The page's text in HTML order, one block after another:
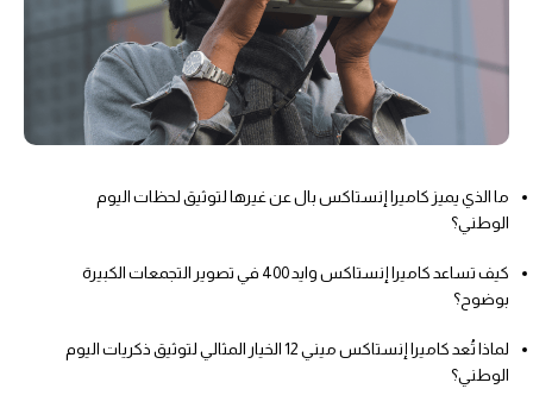
ما الذي يميز كاميرا إنستاكس بال عن غيرها لتوثيق لحظات اليوم
الوطني؟
كيف تساعد كاميرا إنستاكس وايد 400 في تصوير التجمعات الكبيرة
بوضوح؟
لماذا تُعد كاميرا إنستاكس ميني 12 الخيار المثالي لتوثيق ذكريات اليوم
الوطني؟